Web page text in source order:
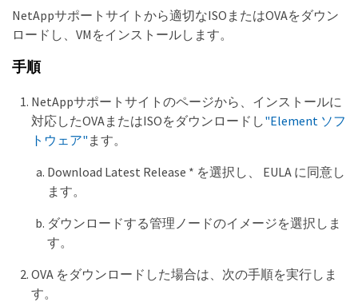
NetAppサポートサイトから適切なISOまたはOVAをダウン
ロードし、VMをインストールします。
手順
NetAppサポートサイトのページから、インストールに
対応したOVAまたはISOをダウンロードし"Element ソフ
トウェア" ます。
Download Latest Release * を選択し、 EULA に同意し
ます。
ダウンロードする管理ノードのイメージを選択しま
す。
OVA をダウンロードした場合は、次の手順を実行しま
す。